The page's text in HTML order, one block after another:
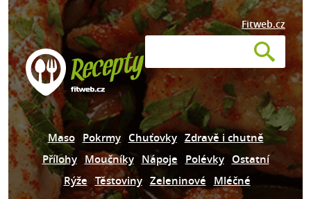
Fitweb.cz
Maso Pokrmy Chuťovky Zdravě i chutně
Přílohy Moučníky Nápoje Polévky Ostatní
Rýže Těstoviny Zeleninové Mléčné